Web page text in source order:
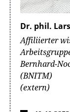
Dr. phil.
Affiliierter
Bernhard-
(BNITM)
(extern)